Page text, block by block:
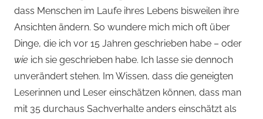
dass Menschen im Laufe ihres Lebens bisweilen ihre
Ansichten ändern. So wundere mich mich oft über
Dinge, die ich vor 15 Jahren geschrieben habe – oder
wie ich sie geschrieben habe. Ich lasse sie dennoch
unverändert stehen. Im Wissen, dass die geneigten
Leserinnen und Leser einschätzen können, dass man
mit 35 durchaus Sachverhalte anders einschätzt als